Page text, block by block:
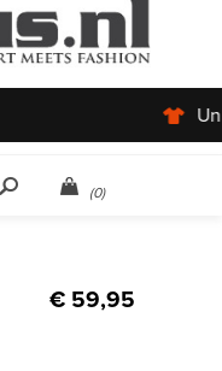
(0)
€ 59,95